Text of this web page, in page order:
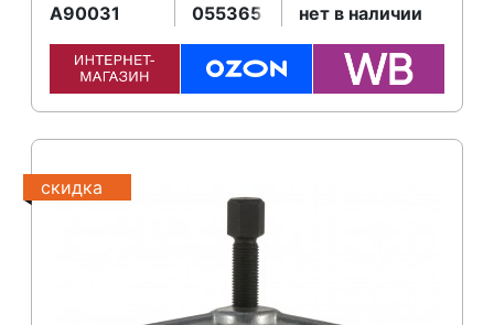
A90031
055365
нет в наличии
скидка